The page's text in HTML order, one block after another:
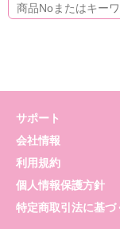
サポート
会社情報
利用規約
個人情報保護方針
特定商取引法に基づ